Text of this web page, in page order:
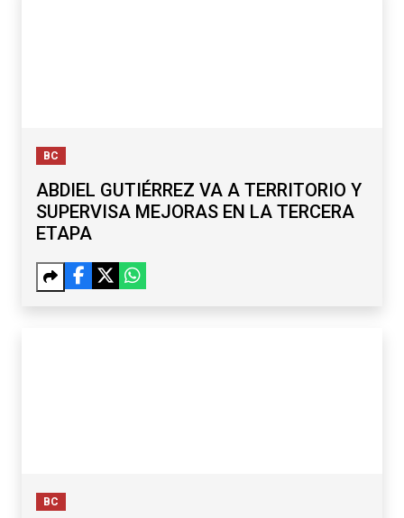
BC
ABDIEL GUTIÉRREZ VA A TERRITORIO Y
SUPERVISA MEJORAS EN LA TERCERA
ETAPA
BC